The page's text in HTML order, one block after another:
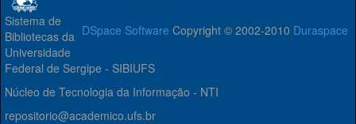
DSpace Software Copyright © 2002-2010 Duraspace
Sistema de
Bibliotecas da
Universidade
Federal de Sergipe - SIBIUFS
Núcleo de Tecnologia da Informação - NTI
repositorio@academico.ufs.br